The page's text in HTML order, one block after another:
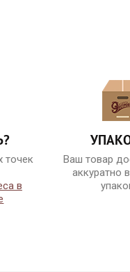
точек
в
Ваш товар
аккуратно